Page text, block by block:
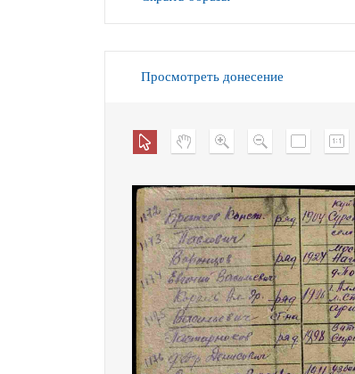
Просмотреть донесение